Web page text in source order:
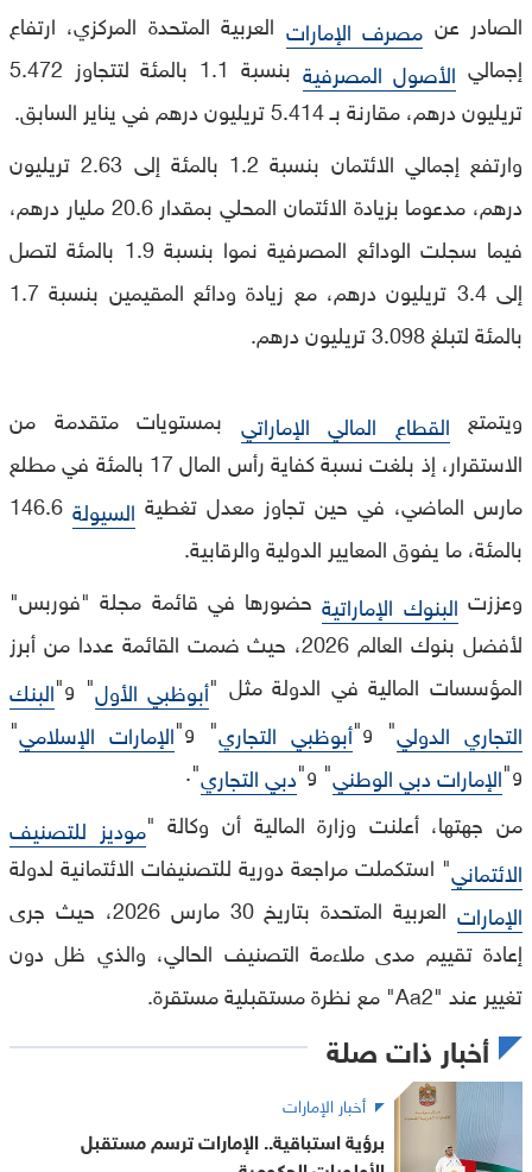
الصادر عن مصرف الإمارات العربية المتحدة المركزي، ارتفاع
إجمالي الأصول المصرفية
بنسبة 1.1 بالمئة لتتجاوز 5.472
تريليون درهم، مقارنة بـ 5.414 تريليون درهم في يناير السابق.
وارتفع إجمالي الائتمان بنسبة 1.2 بالمئة إلى 2.63 تريليون
درهم، مدعوما بزيادة الائتمان المحلي بمقدار 20.6 مليار درهم،
فيما سجلت الودائع المصرفية نموا بنسبة 1.9 بالمئة لتصل
إلى 3.4 تريليون درهم، مع زيادة ودائع المقيمين بنسبة 1.7
بالمئة لتبلغ 3.098 تريليون درهم.
ويتمتع القطاع المالي الإماراتي بمستويات متقدمة من
الاستقرار، إذ بلغت نسبة كفاية رأس المال 17 بالمئة في مطلع
مارس الماضي، في حين تجاوز معدل تغطية السيولة 146.6
بالمئة، ما يفوق المعايير الدولية والرقابية.
وعززت البنوك الإماراتيةحضورها في قائمة مجلة "فوربس"
لأفضل بنوك العالم 2026، حيث ضمت القائمة عددا من أبرز
المؤسسات المالية في الدولة مثل "أبوظبي الأول" و"البنك
التجاري الدولي" و"أبوظبي التجاري" و"الإمارات الإسلامي"
و"الإمارات دبي الوطني" و"دبي التجاري".
من جهتها، أعلنت وزارة المالية أن وكالة "موديز للتصنيف
الائتماني" استكملت مراجعة دورية للتصنيفات الائتمانية لدولة
الإمارات
العربية المتحدة بتاريخ 30 مارس 2026، حيث جرى
إعادة تقييم مدى ملاءمة التصنيف الحالي، والذي ظل دون
تغيير عند "Aa2" مع نظرة مستقبلية مستقرة.
أخبار ذات صلة
أخبار الإمارات
برؤية استباقية.. الإمارات ترسم مستقبل